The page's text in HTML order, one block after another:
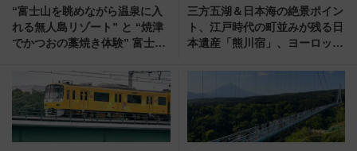
“富士山を眺めながら温泉に入
れる無人島リゾート” と “焼津
でかつおの藁焼き体験” 富士山
光スポット（静岡県）
三方五湖＆日本海の絶景ポイン
ト、江戸時代の町並みが残る日
本遺産「熊川宿」、ヨーロッパ
陸・福井の観光情報